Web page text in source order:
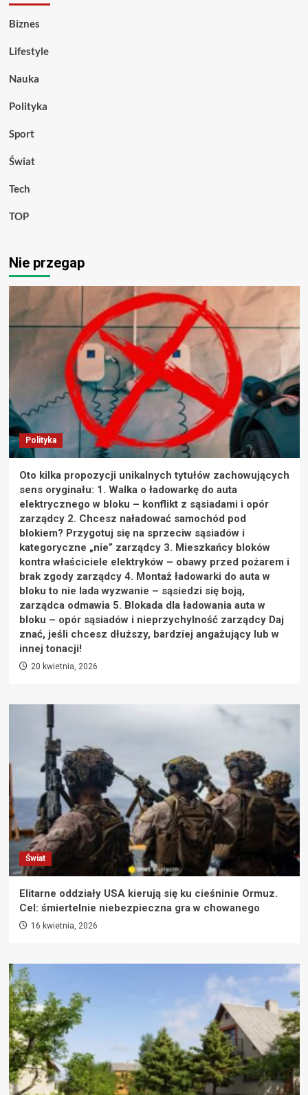
Biznes
Lifestyle
Nauka
Polityka
Sport
Świat
Tech
TOP
Nie przegap
Polityka
Oto kilka propozycji unikalnych tytułów zachowujących
sens oryginału: 1. Walka o ładowarkę do auta
elektrycznego w bloku – konflikt z sąsiadami i opór
zarządcy 2. Chcesz naładować samochód pod
blokiem? Przygotuj się na sprzeciw sąsiadów i
kategoryczne „nie” zarządcy 3. Mieszkańcy bloków
kontra właściciele elektryków – obawy przed pożarem i
brak zgody zarządcy 4. Montaż ładowarki do auta w
bloku to nie lada wyzwanie – sąsiedzi się boją,
zarządca odmawia 5. Blokada dla ładowania auta w
bloku – opór sąsiadów i nieprzychylność zarządcy Daj
znać, jeśli chcesz dłuższy, bardziej angażujący lub w
innej tonacji!
20 kwietnia, 2026
Świat
Elitarne oddziały USA kierują się ku cieśninie Ormuz.
Cel: śmiertelnie niebezpieczna gra w chowanego
16 kwietnia, 2026